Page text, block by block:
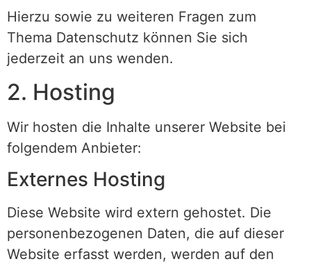
Hierzu sowie zu weiteren Fragen zum
Thema Datenschutz können Sie sich
jederzeit an uns wenden.
2. Hosting
Wir hosten die Inhalte unserer Website bei
folgendem Anbieter:
Externes Hosting
Diese Website wird extern gehostet. Die
personenbezogenen Daten, die auf dieser
Website erfasst werden, werden auf den